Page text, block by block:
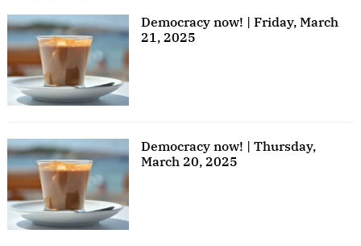
Democracy now! | Friday, March
21, 2025
Democracy now! | Thursday,
March 20, 2025